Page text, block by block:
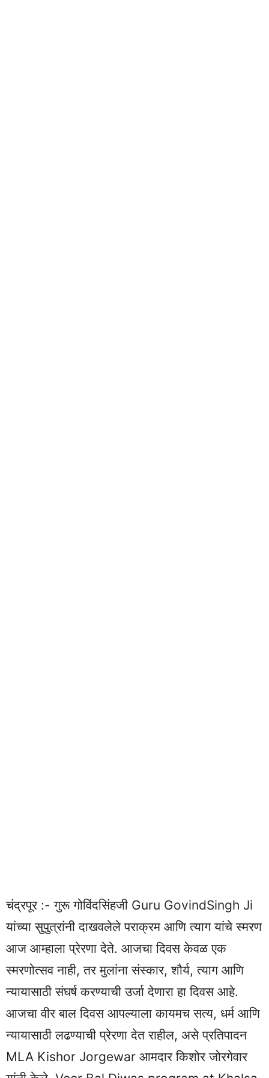
चंद्रपूर :- गुरू गोविंदसिंहजी Guru GovindSingh Ji
यांच्या सुपुत्रांनी दाखवलेले पराक्रम आणि त्याग यांचे स्मरण
आज आम्हाला प्रेरणा देते. आजचा दिवस केवळ एक
स्मरणोत्सव नाही, तर मुलांना संस्कार, शौर्य, त्याग आणि
न्यायासाठी संघर्ष करण्याची उर्जा देणारा हा दिवस आहे.
आजचा वीर बाल दिवस आपल्याला कायमच सत्य, धर्म आणि
न्यायासाठी लढण्याची प्रेरणा देत राहील, असे प्रतिपादन
MLA Kishor Jorgewar आमदार किशोर जोरगेवार